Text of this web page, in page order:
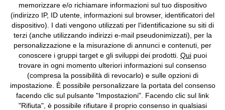
Informazioni legali Diritto di recesso
©2026 bonprix.Tutti i diritti riservati.
bonprix S.r.l. con socio unico, sede legale: via Adua 33 - 13855
Valdengo (BI) C.F. 01510910027 - P.I. 01939830020, Reg. Imprese di
Biella n. 01510910027, R.E.A. BI - 171345, N. Reg. Pile:
IT09060P00000858, N. Reg. AEE: IT08020000002105 Capitale
Sociale: euro 1.000.000 i.v, Società soggetta all'attività di direzione
e coordinamento di bonprix Beteiligungs -Verwaltungsgesellschaft
mbH.
memorizzare e/o richiamare informazioni sul tuo dispositivo
(indirizzo IP, ID utente, informazioni sul browser, identificatori del
dispositivo). I dati vengono utilizzati per l'identificazione su siti di
terzi (anche utilizzando indirizzi e-mail pseudonimizzati), per la
personalizzazione e la misurazione di annunci e contenuti, per
conoscere i gruppi target e gli sviluppi dei prodotti. Quipuoi
trovare in ogni momento ulteriori informazioni sul consenso
(compresa la possibilità di revocarlo) e sulle opzioni di
impostazione. È possibile personalizzare la portata del consenso
facendo clic sul pulsante "Impostazioni". Facendo clic sul link
"Rifiuta", è possibile rifiutare il proprio consenso in qualsiasi